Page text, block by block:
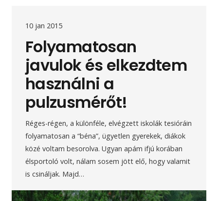
10 jan 2015
Folyamatosan
javulok és elkezdtem
használni a
pulzusmérőt!
Réges-régen, a különféle, elvégzett iskolák tesióráin
folyamatosan a “béna”, ügyetlen gyerekek, diákok
közé voltam besorolva. Ugyan apám ifjú korában
élsportoló volt, nálam sosem jött elő, hogy valamit
is csináljak. Majd…